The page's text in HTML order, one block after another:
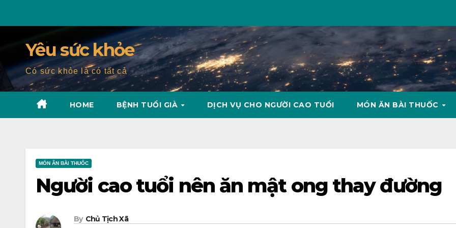
Yêu sức khỏe
Có sức khỏe là có tất cả
HOME BỆNH TUỔI GIÀ DỊCH VỤ CHO NGƯỜI CAO TUỔI MÓN ĂN BÀI THUỐC
MÓN ĂN BÀI THUỐC
Người cao tuổi nên ăn mật ong thay đường
By Chủ Tịch Xã